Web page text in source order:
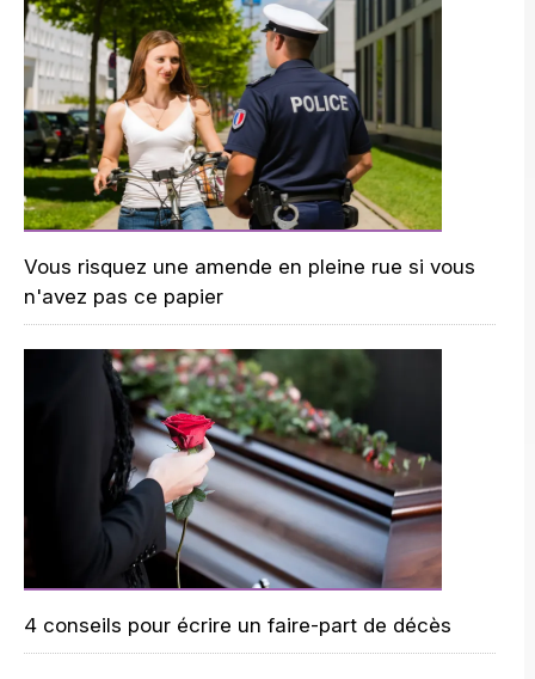
Vous risquez une amende en pleine rue si vous
n'avez pas ce papier
4 conseils pour écrire un faire-part de décès